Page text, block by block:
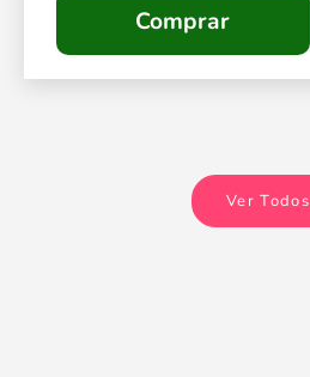
Comprar
Ver Todos